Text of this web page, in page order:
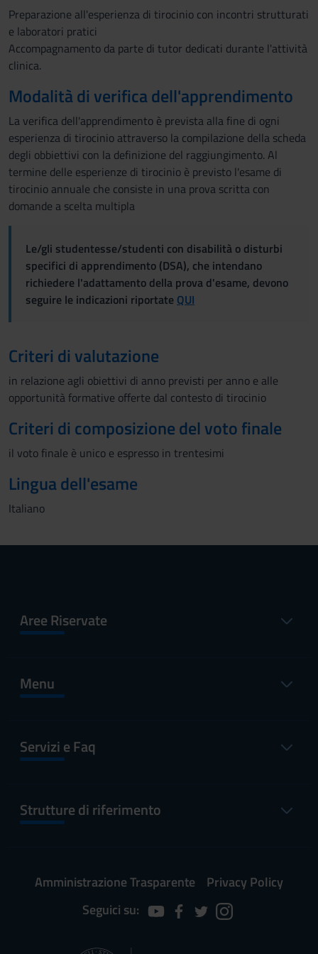
Preparazione all'esperienza di tirocinio con incontri strutturati
e laboratori pratici
Accompagnamento da parte di tutor dedicati durante l'attività
clinica.
Modalità di verifica dell'apprendimento
La verifica dell'apprendimento è prevista alla fine di ogni
esperienza di tirocinio attraverso la compilazione della scheda
degli obbiettivi con la definizione del raggiungimento. Al
termine delle esperienze di tirocinio è previsto l'esame di
tirocinio annuale che consiste in una prova scritta con
domande a scelta multipla
Le/gli studentesse/studenti con disabilità o disturbi
specifici di apprendimento (DSA), che intendano
richiedere l'adattamento della prova d'esame, devono
seguire le indicazioni riportate QUI
Criteri di valutazione
in relazione agli obiettivi di anno previsti per anno e alle
opportunità formative offerte dal contesto di tirocinio
Criteri di composizione del voto finale
il voto finale è unico e espresso in trentesimi
Lingua dell'esame
Italiano
Aree Riservate
Menu
Servizi e Faq
Strutture di riferimento
Amministrazione Trasparente
Privacy Policy
Seguici su: